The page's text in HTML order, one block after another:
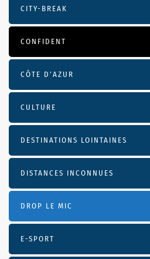
CITY-BREAK
CONFIDENT
CÔTE D’AZUR
CULTURE
DESTINATIONS LOINTAINES
DISTANCES INCONNUES
DROP LE MIC
E-SPORT